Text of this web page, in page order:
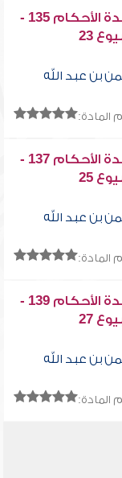
شرح عمدة الأحكام 135 -
23
بن عبد الله
المادة:
شرح عمدة الأحكام 137 -
25
بن عبد الله
المادة:
شرح عمدة الأحكام 139 -
27
بن عبد الله
المادة: